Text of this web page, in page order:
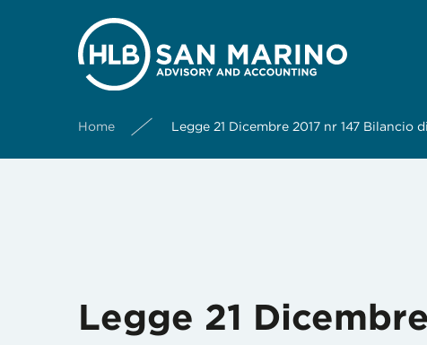
Home Legge 21 Dicembre 2017 nr 147
Mese:Gennaio 2018
Legge 21